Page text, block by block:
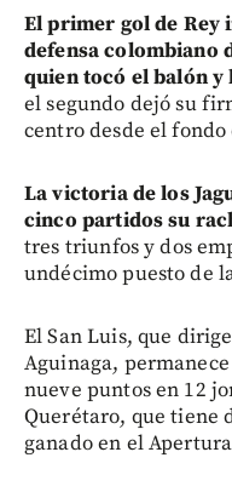
El primer gol de Rey
defensa colombiano
quien tocó el balón
el segundo dejó su
centro desde el
La victoria de los
cinco partidos su
tres triunfos y dos
undécimo puesto de
El San Luis, que
Aguinaga,
nueve puntos en 12
Querétaro, que tiene
ganado en el